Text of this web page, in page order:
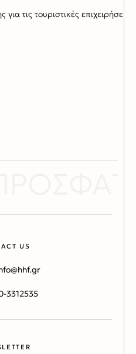
τις τουριστικές επιχειρήσεις
US
3312535